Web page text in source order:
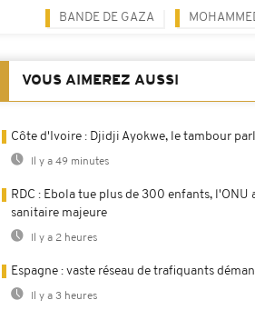
BANDE DE GAZA
VOUS AIMEREZ AUSSI
Côte d'Ivoire : Djidji Ayokwe, le tambour
Il y a 49 minutes
RDC : Ebola tue plus de 300 enfants, l'ONU
sanitaire majeure
Il y a 2 heures
Espagne : vaste réseau de trafiquants
Il y a 3 heures